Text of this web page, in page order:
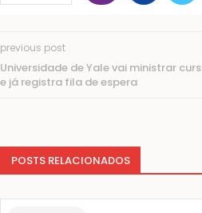
previous post
Universidade de Yale vai ministrar
e já registra fila de espera
POSTS RELACIONADOS